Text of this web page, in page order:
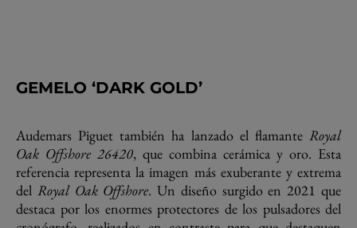
GEMELO ‘DARK GOLD’
Audemars Piguet también ha lanzado el flamante Royal
Oak Offshore 26420, que combina cerámica y oro. Esta
referencia representa la imagen más exuberante y extrema
del Royal Oak Offshore. Un diseño surgido en 2021 que
destaca por los enormes protectores de los pulsadores del